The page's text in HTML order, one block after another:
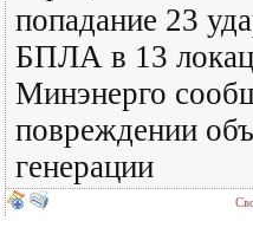
попадание 23
БПЛА в 13
Минэнерго
повреждении
генерации